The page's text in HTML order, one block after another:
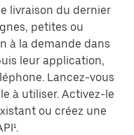
livraison du dernier
petites ou
à la demande dans
leur application,
Lancez-vous
à utiliser. Activez-le
ou créez une